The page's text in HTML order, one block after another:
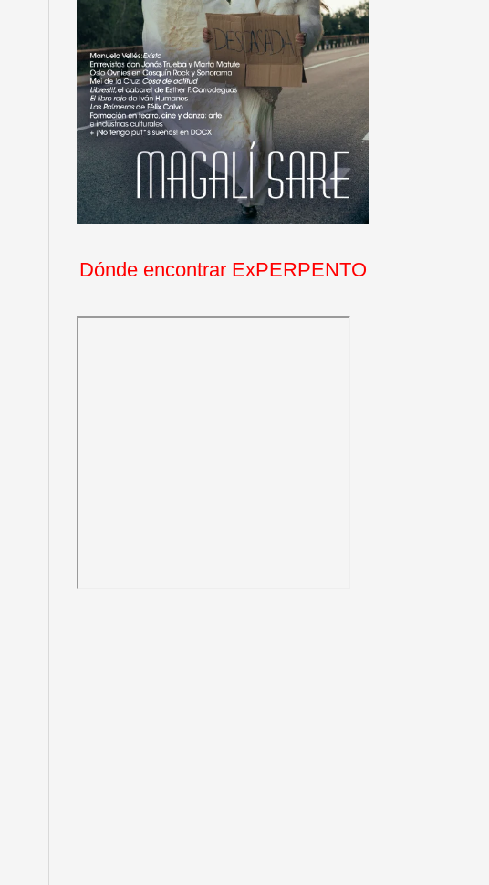
Dónde encontrar ExPERPENTO